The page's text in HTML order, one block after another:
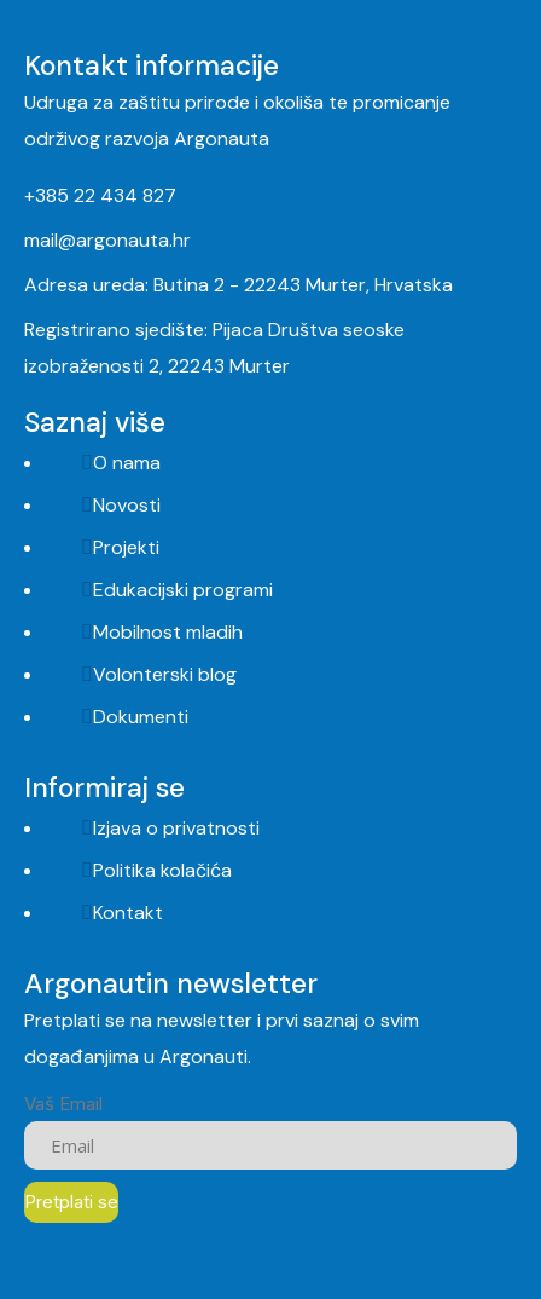
Kontakt informacije
Udruga za zaštitu prirode i okoliša te promicanje
održivog razvoja Argonauta
+385 22 434 827
mail@argonauta.hr
Adresa ureda: Butina 2 - 22243 Murter, Hrvatska
Registrirano sjedište: Pijaca Društva seoske
izobraženosti 2, 22243 Murter
Saznaj više
O nama
Novosti
Projekti
Edukacijski programi
Mobilnost mladih
Volonterski blog
Dokumenti
Informiraj se
Izjava o privatnosti
Politika kolačića
Kontakt
Argonautin newsletter
Pretplati se na newsletter i prvi saznaj o svim
događanjima u Argonauti.
Vaš Email